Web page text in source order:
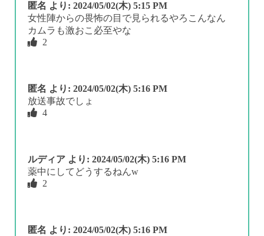
匿名 より: 2024/05/02(木) 5:15 PM
女性陣からの畏怖の目で見られるやろこんなん
カムラも激おこ必至やな
2
匿名 より: 2024/05/02(木) 5:16 PM
放送事故でしょ
4
ルディア より: 2024/05/02(木) 5:16 PM
薬中にしてどうするねんw
2
匿名 より: 2024/05/02(木) 5:16 PM